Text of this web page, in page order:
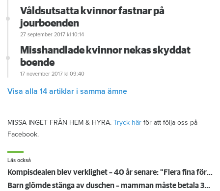
Våldsutsatta kvinnor fastnar på
jourboenden
27 september 2017 kl 10:14
Misshandlade kvinnor nekas skyddat
boende
17 november 2017 kl 09:40
Visa alla 14 artiklar i samma ämne
MISSA INGET FRÅN HEM & HYRA. Tryck här för att följa oss på
Facebook.
Läs också
Kompisdealen blev verklighet – 40 år senare: "Flera fina fördelar med att dela bostad"
Barn glömde stänga av duschen – mamman måste betala 300 000